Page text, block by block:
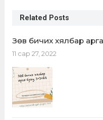
Related Posts
Зөв бичих хялбар
11 сар 27, 2022